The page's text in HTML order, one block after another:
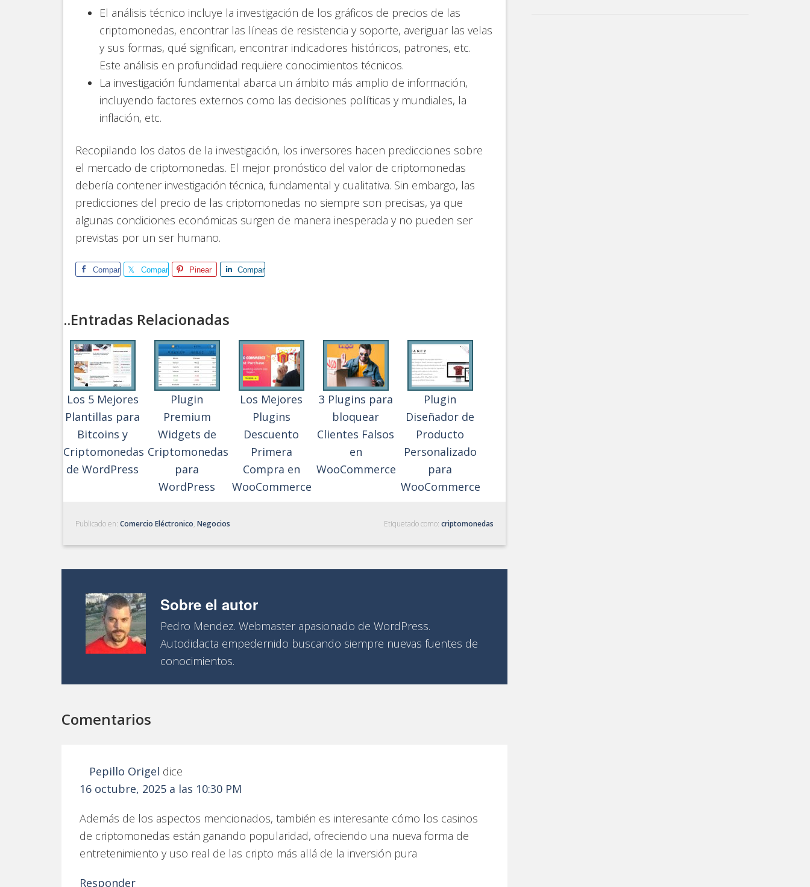
El análisis técnico incluye la investigación de los gráficos de precios de las
criptomonedas, encontrar las líneas de resistencia y soporte, averiguar las velas
y sus formas, qué significan, encontrar indicadores históricos, patrones, etc.
Este análisis en profundidad requiere conocimientos técnicos.
La investigación fundamental abarca un ámbito más amplio de información,
incluyendo factores externos como las decisiones políticas y mundiales, la
inflación, etc.
Recopilando los datos de la investigación, los inversores hacen predicciones sobre
el mercado de criptomonedas. El mejor pronóstico del valor de criptomonedas
debería contener investigación técnica, fundamental y cualitativa. Sin embargo, las
predicciones del precio de las criptomonedas no siempre son precisas, ya que
algunas condiciones económicas surgen de manera inesperada y no pueden ser
previstas por un ser humano.
Comparte Comparte Pinear Comparte
..Entradas Relacionadas
Los 5 Mejores
Plantillas para
Bitcoins y
Criptomonedas
de WordPress
Plugin
Premium
Widgets de
Criptomonedas
para
WordPress
Los Mejores
Plugins
Descuento
Primera
Compra en
WooCommerce
3 Plugins para
bloquear
Clientes Falsos
en
WooCommerce
Plugin
Diseñador de
Producto
Personalizado
para
WooCommerce
Publicado en: Comercio Eléctronico, Negocios Etiquetado como: criptomonedas
Sobre el autor
Pedro Mendez. Webmaster apasionado de WordPress.
Autodidacta empedernido buscando siempre nuevas fuentes de
conocimientos.
Comentarios
Pepillo Origel dice
16 octubre, 2025 a las 10:30 PM
Además de los aspectos mencionados, también es interesante cómo los casinos
de criptomonedas están ganando popularidad, ofreciendo una nueva forma de
entretenimiento y uso real de las cripto más allá de la inversión pura
Responder